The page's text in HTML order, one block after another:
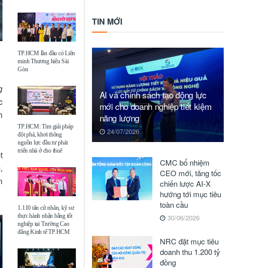
TP.HCM lần đầu có Liên
minh Thương hiệu Sài
Gòn
TP.HCM: Tìm giải pháp
đột phá, khơi thông
nguồn lực đầu tư phát
triển nhà ở cho thuê
1.110 tân cử nhân, kỹ sư
thực hành nhận bằng tốt
nghiệp tại Trường Cao
đẳng Kinh tế TP.HCM
TIN MỚI
AI và chính sách tạo động lực
mới cho doanh nghiệp tiết kiệm
năng lượng
24/07/2026
CMC bổ nhiệm
CEO mới, tăng tốc
chiến lược AI-X
hướng tới mục tiêu
toàn cầu
30/06/2026
NRC đặt mục tiêu
doanh thu 1.200 tỷ
đồng